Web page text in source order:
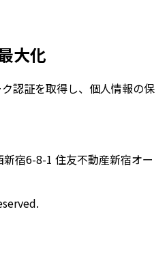
大化
認証を取得し、個人情報の保
宿6-8-1 住友不動産新宿オー